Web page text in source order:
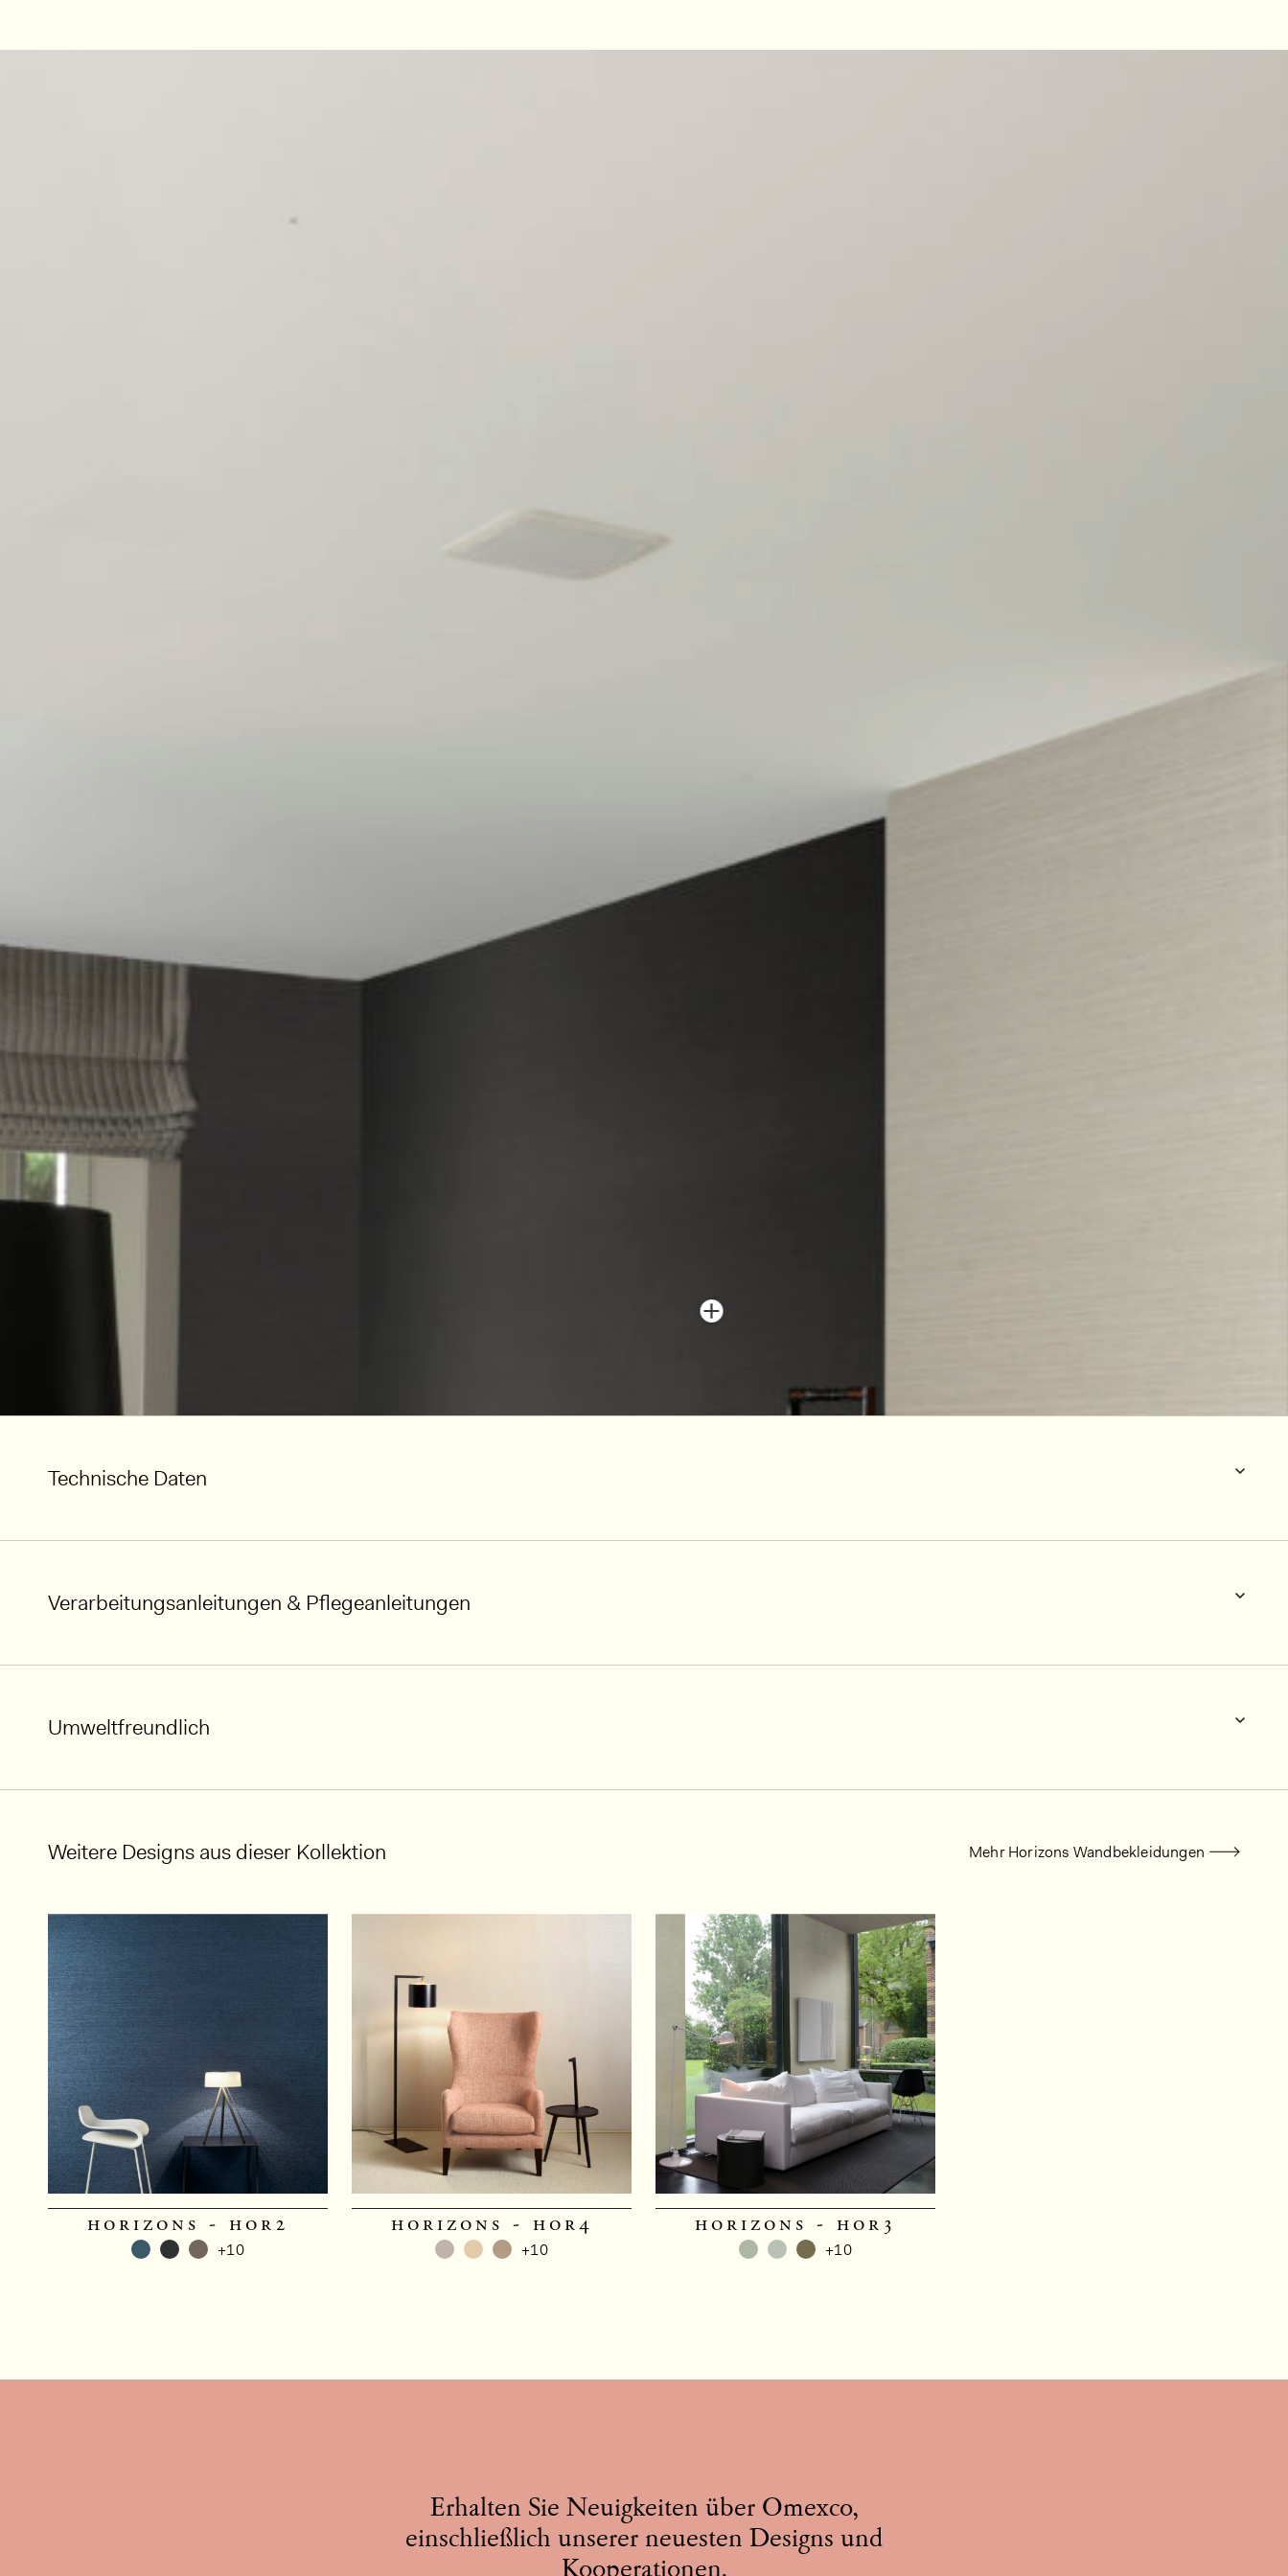
Technische Daten
Verarbeitungsanleitungen & Pflegeanleitungen
Umweltfreundlich
Weitere Designs aus dieser Kollektion Mehr Horizons Wandbekleidungen
horizons - hor2
+10
horizons - hor4
+10
horizons - hor3
+10
Erhalten Sie Neuigkeiten über Omexco,
einschließlich unserer neuesten Designs und